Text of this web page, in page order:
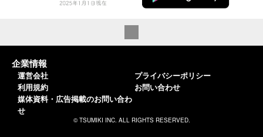
企業情報
運営会社
利用規約
媒体資料・広告掲載のお問い合わ
せ
プライバシーポリシー
お問い合わせ
© TSUMIKI INC. ALL RIGHTS RESERVED.